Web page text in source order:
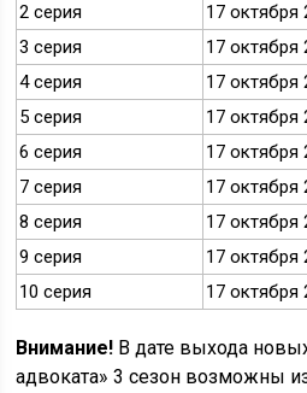
2 серия
17 октября
3 серия
17 октября
4 серия
17 октября
5 серия
17 октября
6 серия
17 октября
7 серия
17 октября
8 серия
17 октября
9 серия
17 октября
10 серия
17 октября
Внимание! В дате выхода
адвоката» 3 сезон возможны